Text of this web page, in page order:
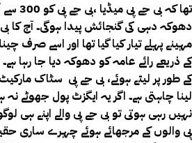
تھا کہ
دھوکہ دہی کی گنجائش پیدا ہوگی۔ آج کا
مہینے پہلے تیار کیا گیا تھا اور اسے صرف
کے ذریعے رائے عامہ کو دھوکہ دیا جا رہا
کے طور پر لیتے ہوئے، بی جے پی سٹاک
لینا چاہتی ہے۔ اگر یہ ایگزٹ پول جھوٹے نہ
نہیں رہی ہوتی تو بی جے پی والے اپنے ہی
پی والوں کے مرجھائے ہوئے چہرے ساری